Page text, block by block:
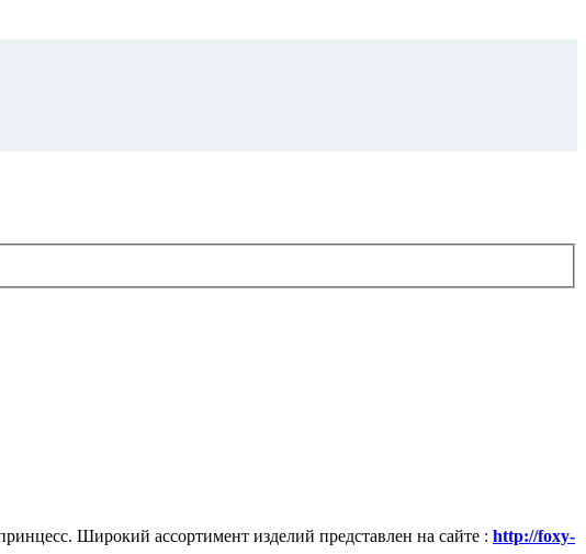
Широкий ассортимент изделий представлен на сайте : http://foxy-